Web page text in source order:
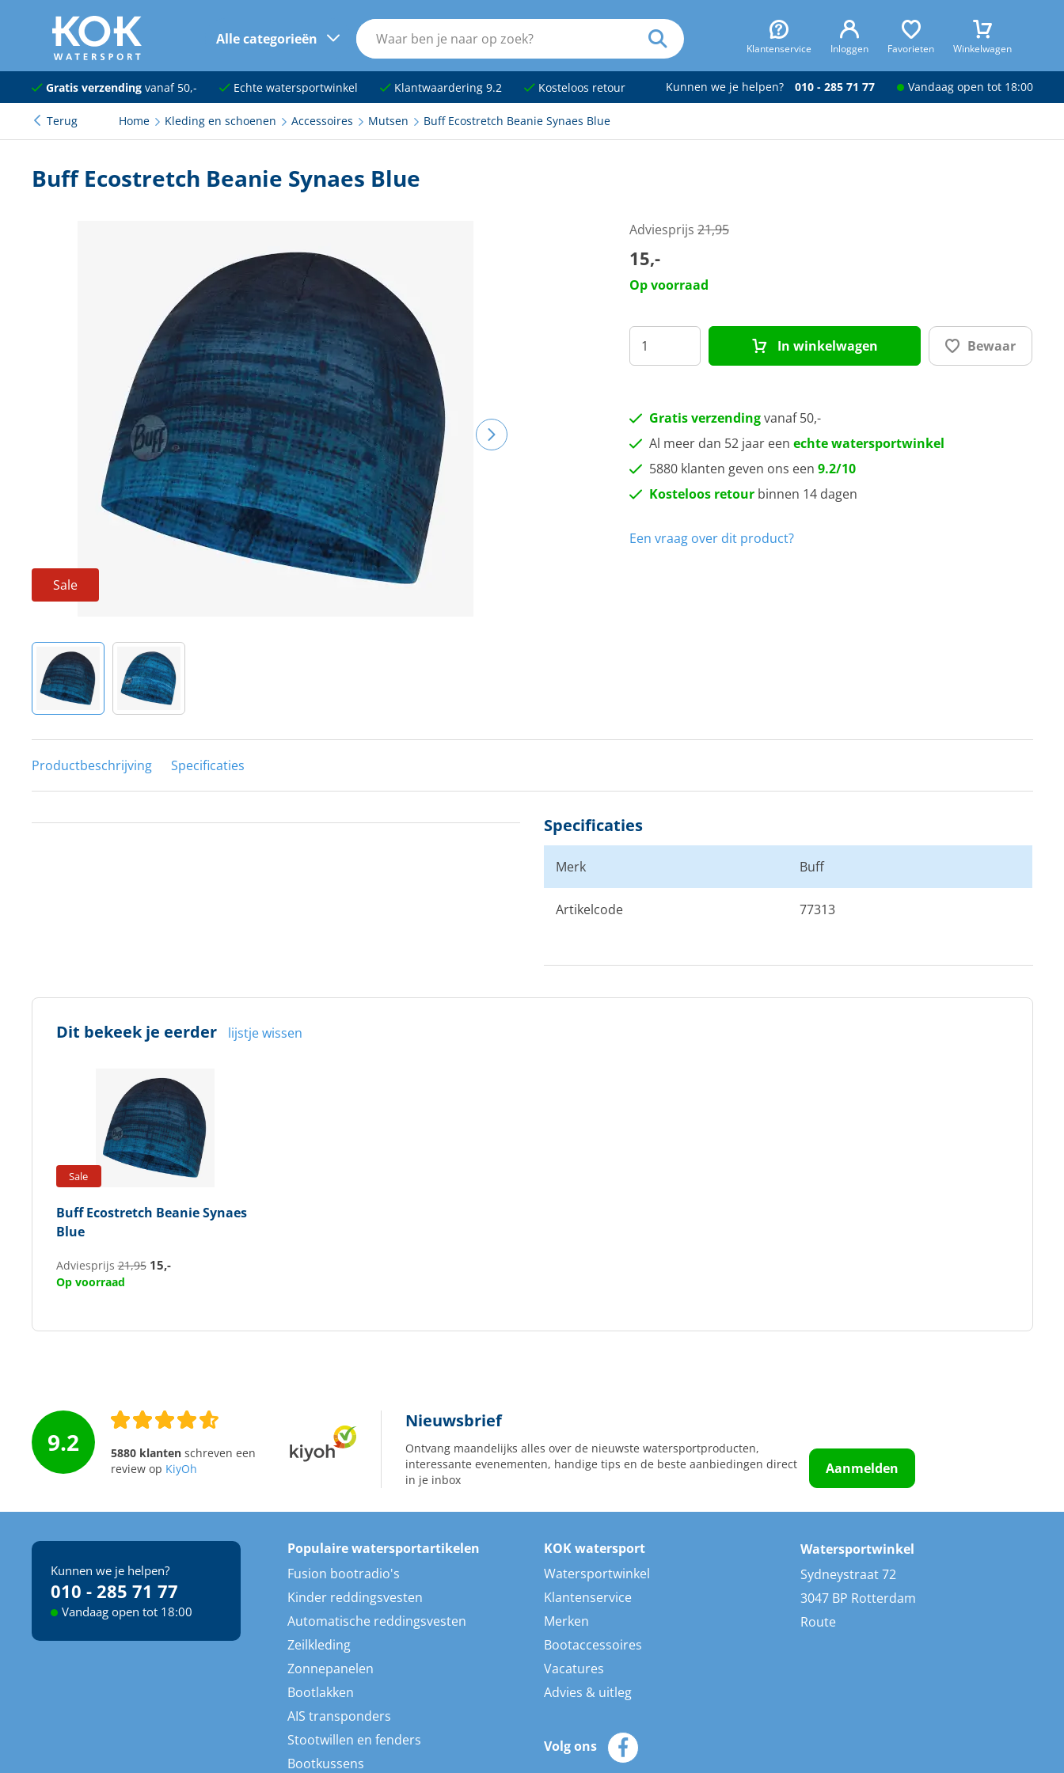
naar hoofdinhoud
Alle categorieën
Klantenservice Inloggen Favorieten Winkelwagen
Navigatie
Dekuitrusting
Kajuit en kombuis
Techniek en motor
Tuigage en dekbeslag
Veiligheid
Boten, toebehoren en fun
Meubels en lifestyle
Gratis verzendingvanaf 50,- Echte watersportwinkel Klantwaardering 9.2 Kosteloos retour Kunnen we je helpen? 010 - 285 71 77 Vandaag open tot 18:00
Terug Home Kleding en schoenen Accessoires Mutsen Buff Ecostretch Beanie Synaes Blue
Buff Ecostretch Beanie Synaes Blue
Sale
Adviesprijs21,95
15,-
Op voorraad
In winkelwagen Bewaar
Gratis verzendingvanaf 50,-
Al meer dan 52 jaar een echte watersportwinkel
5880 klanten geven ons een 9.2/10
Kosteloos retourbinnen 14 dagen
Een vraag over dit product?
Productbeschrijving Specificaties
Specificaties
Merk Buff
Artikelcode 77313
Dit bekeek je eerder lijstje wissen
Sale
BuffEcostretch Beanie Synaes
Blue
Adviesprijs21,95 15,-
Op voorraad
9.2 5880 klantenschreven een
review op KiyOh
Nieuwsbrief
Ontvang maandelijks alles over de nieuwste watersportproducten,
interessante evenementen, handige tips en de beste aanbiedingen direct
in je inbox
Aanmelden
Kunnen we je helpen?
010 - 285 71 77
Vandaag open tot 18:00
Populaire watersportartikelen
Fusion bootradio's
Kinder reddingsvesten
Automatische reddingsvesten
Zeilkleding
Zonnepanelen
Bootlakken
AIS transponders
Stootwillen en fenders
Bootkussens
KOK watersport
Watersportwinkel
Klantenservice
Merken
Bootaccessoires
Vacatures
Advies & uitleg
Volg ons
Watersportwinkel
Sydneystraat 72
3047 BP Rotterdam
Route